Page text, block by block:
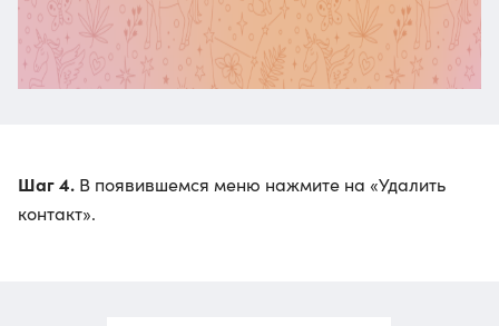
Шаг 4. В появившемся меню нажмите на «Удалить
контакт».